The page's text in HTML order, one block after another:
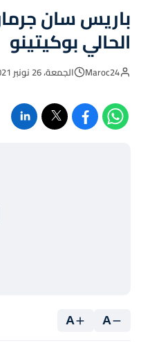
باريس سان
الحالي بوكيتينو
Maroc24 الجمعة، 26 نونبر 2021 - 16:03
A
A